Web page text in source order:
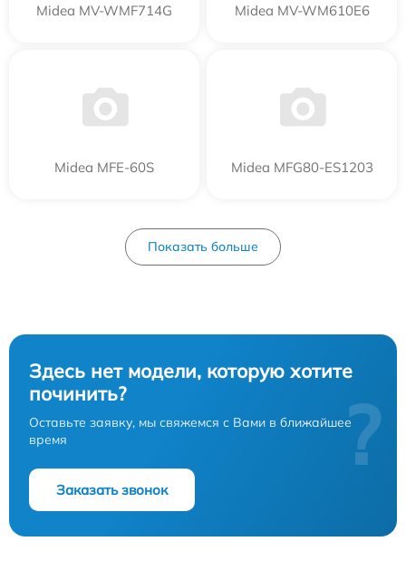
Midea MV-WMF714G Midea MV-WM610E6
Midea MFE-60S Midea MFG80-ES1203
Показать больше
Здесь нет модели, которую хотите
починить?
Оставьте заявку, мы свяжемся с Вами в ближайшее
время
Заказать звонок
?